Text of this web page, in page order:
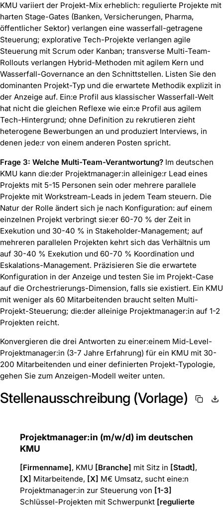
KMU variiert der Projekt-Mix erheblich: regulierte Projekte mit
harten Stage-Gates (Banken, Versicherungen, Pharma,
öffentlicher Sektor) verlangen eine wasserfall-getragene
Steuerung; explorative Tech-Projekte verlangen agile
Steuerung mit Scrum oder Kanban; transverse Multi-Team-
Rollouts verlangen Hybrid-Methoden mit agilem Kern und
Wasserfall-Governance an den Schnittstellen. Listen Sie den
dominanten Projekt-Typ und die erwartete Methodik explizit in
der Anzeige auf. Ein:e Profil aus klassischer Wasserfall-Welt
hat nicht die gleichen Reflexe wie ein:e Profil aus agilem
Tech-Hintergrund; ohne Definition zu rekrutieren zieht
heterogene Bewerbungen an und produziert Interviews, in
denen jede:r von einem anderen Posten spricht.
Frage 3: Welche Multi-Team-Verantwortung? Im deutschen
KMU kann die:der Projektmanager:in alleinige:r Lead eines
Projekts mit 5-15 Personen sein oder mehrere parallele
Projekte mit Workstream-Leads in jedem Team steuern. Die
Natur der Rolle ändert sich je nach Konfiguration: auf einem
einzelnen Projekt verbringt sie:er 60-70 % der Zeit in
Exekution und 30-40 % in Stakeholder-Management; auf
mehreren parallelen Projekten kehrt sich das Verhältnis um
auf 30-40 % Exekution und 60-70 % Koordination und
Eskalations-Management. Präzisieren Sie die erwartete
Konfiguration in der Anzeige und testen Sie im Projekt-Case
auf die Orchestrierungs-Dimension, falls sie existiert. Ein KMU
mit weniger als 60 Mitarbeitenden braucht selten Multi-
Projekt-Steuerung; die:der alleinige Projektmanager:in auf 1-2
Projekten reicht.
Konvergieren die drei Antworten zu einer:einem Mid-Level-
Projektmanager:in (3-7 Jahre Erfahrung) für ein KMU mit 30-
200 Mitarbeitenden und einer definierten Projekt-Typologie,
gehen Sie zum Anzeigen-Modell weiter unten.
Stellenausschreibung (Vorlage)
Projektmanager:in (m/w/d) im deutschen
KMU
[Firmenname], KMU [Branche] mit Sitz in [Stadt],
[X] Mitarbeitende, [X] M€ Umsatz, sucht eine:n
Projektmanager:in zur Steuerung von [1-3]
Schlüssel-Projekten mit Schwerpunkt [regulierte